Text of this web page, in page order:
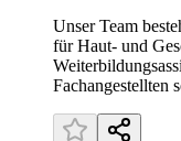
Unser Team
für Haut- und
Fachangestellten